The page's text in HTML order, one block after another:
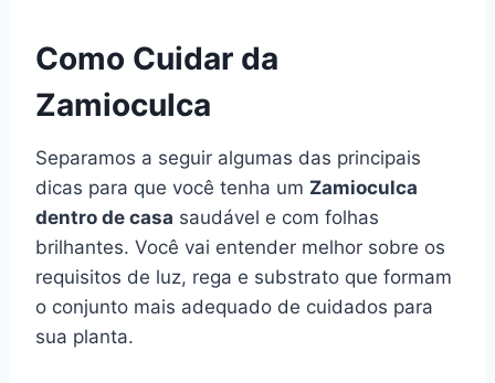
Como Cuidar da
Zamioculca
Separamos a seguir algumas das principais
dicas para que você tenha um Zamioculca
dentro de casa saudável e com folhas
brilhantes. Você vai entender melhor sobre os
requisitos de luz, rega e substrato que formam
o conjunto mais adequado de cuidados para
sua planta.